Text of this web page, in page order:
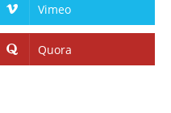
Vimeo
Quora